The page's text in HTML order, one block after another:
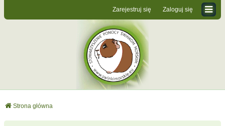
Zaloguj się
Zarejestruj się
Strona główna